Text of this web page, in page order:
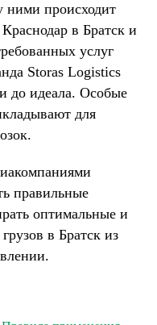
ними происходит
в Братск и
услуг
Storas Logistics
до идеала. Особые
для
правильные
оптимальные и
в Братск из